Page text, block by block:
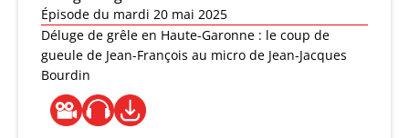
Épisode du mardi 20 mai 2025
Déluge de grêle en Haute-Garonne : le coup de
gueule de Jean-François au micro de Jean-Jacques
Bourdin